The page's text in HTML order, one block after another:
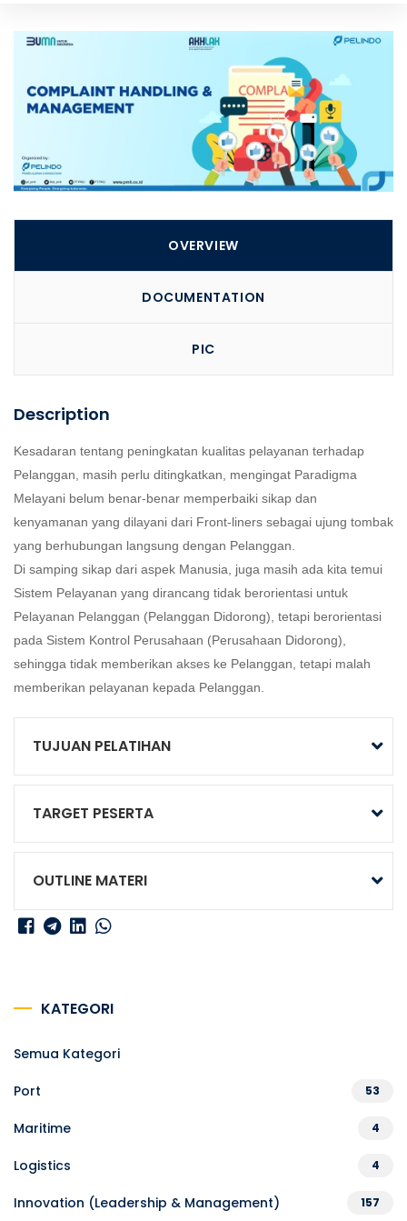
Utara 14260
Telp : (+62) 888 0833 8999
Learning Support 1 : +62 811 9114 926
Learning Support 2 : +62 811 9114 916
OVERVIEW
DOCUMENTATION
PIC
Description
Kesadaran tentang peningkatan kualitas pelayanan terhadap
Pelanggan, masih perlu ditingkatkan, mengingat Paradigma
Melayani belum benar-benar memperbaiki sikap dan
kenyamanan yang dilayani dari Front-liners sebagai ujung tombak
yang berhubungan langsung dengan Pelanggan.
Di samping sikap dari aspek Manusia, juga masih ada kita temui
Sistem Pelayanan yang dirancang tidak berorientasi untuk
Pelayanan Pelanggan (Pelanggan Didorong), tetapi berorientasi
pada Sistem Kontrol Perusahaan (Perusahaan Didorong),
sehingga tidak memberikan akses ke Pelanggan, tetapi malah
memberikan pelayanan kepada Pelanggan.
TUJUAN PELATIHAN
TARGET PESERTA
OUTLINE MATERI
KATEGORI
Semua Kategori
Port 53
Maritime 4
Logistics 4
Innovation (Leadership & Management) 157